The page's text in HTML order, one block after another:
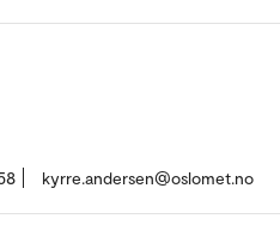
kyrre.andersen@oslomet.no